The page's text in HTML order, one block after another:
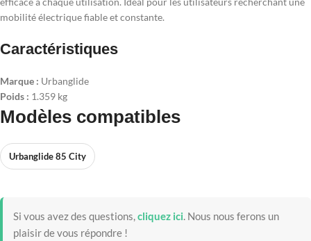
mobilité électrique fiable et constante.
Caractéristiques
Marque : Urbanglide
Poids : 1.359 kg
Modèles compatibles
Urbanglide 85 City
Si vous avez des questions,cliquez ici. Nous nous ferons un
plaisir de vous répondre !